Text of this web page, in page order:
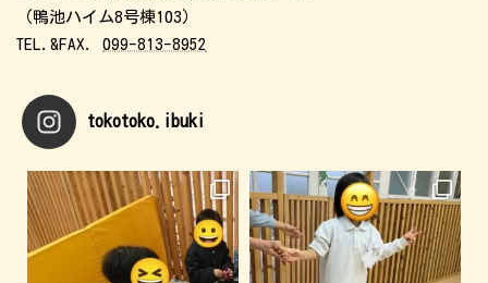
（鴨池ハイム8号棟103）
TEL.&FAX. 099-813-8952
tokotoko.ibuki